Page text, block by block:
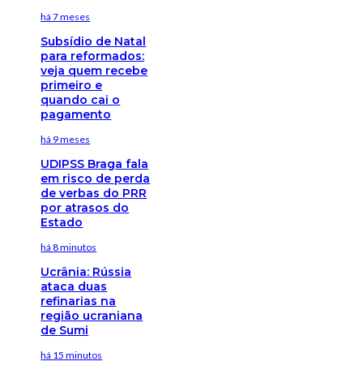
há 7 meses
Subsídio de Natal
para reformados:
veja quem recebe
primeiro e
quando cai o
pagamento
há 9 meses
UDIPSS Braga fala
em risco de perda
de verbas do PRR
por atrasos do
Estado
há 8 minutos
Ucrânia: Rússia
ataca duas
refinarias na
região ucraniana
de Sumi
há 15 minutos